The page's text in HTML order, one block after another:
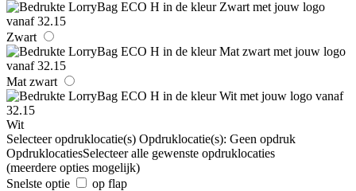
Zwart
Mat zwart
Wit
Selecteer opdruklocatie(s) Opdruklocatie(s): Geen opdruk
OpdruklocatiesSelecteer alle gewenste opdruklocaties
(meerdere opties mogelijk)
Snelste optie
op flap